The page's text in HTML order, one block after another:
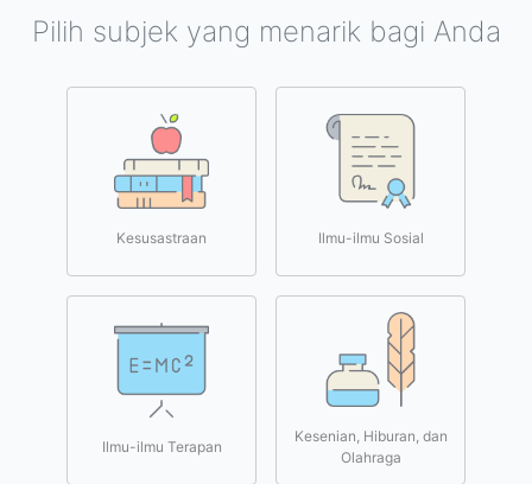
Pilih subjek yang menarik bagi Anda
Kesusastraan Ilmu-ilmu Sosial
Ilmu-ilmu Terapan
Kesenian, Hiburan, dan
Olahraga